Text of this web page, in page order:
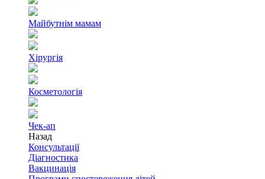
Майбутнім мамам
Хірургія
Косметологія
Чек-ап
Назад
Консультації
Діагностика
Вакцинація